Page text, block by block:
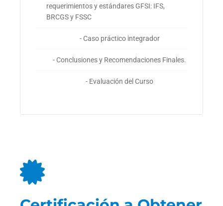
requerimientos y estándares GFSI: IFS,
BRCGS y FSSC
- Caso práctico integrador
- Conclusiones y Recomendaciones Finales.
- Evaluación del Curso